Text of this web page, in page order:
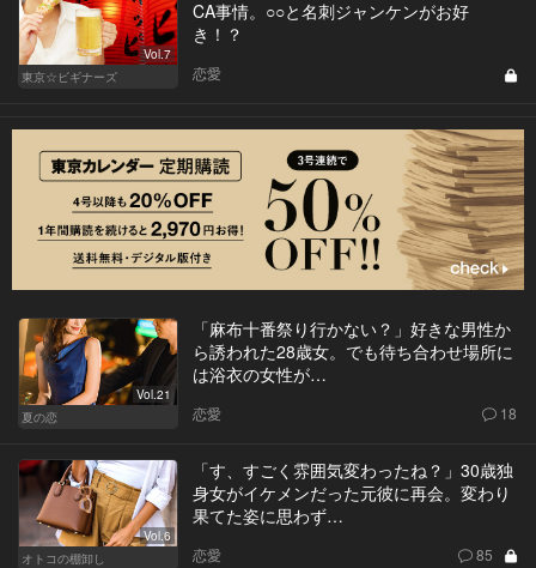
Vol.7
東京☆ビギナーズ
CA事情。○○と名刺ジャンケンがお好
き！？
恋愛
Vol.21
夏の恋
「麻布十番祭り行かない？」好きな男性か
ら誘われた28歳女。でも待ち合わせ場所に
は浴衣の女性が…
恋愛 18
Vol.6
オトコの棚卸し
「す、すごく雰囲気変わったね？」30歳独
身女がイケメンだった元彼に再会。変わり
果てた姿に思わず…
恋愛 85